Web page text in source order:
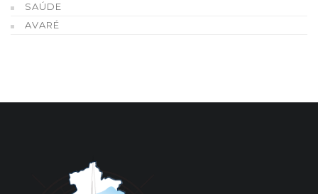
SAÚDE
AVARÉ